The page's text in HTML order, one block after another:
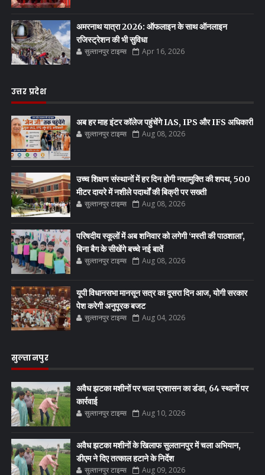
अमरनाथ यात्रा 2026: ऑफलाइन के साथ ऑनलाइन
रजिस्ट्रेशन की भी सुविधा
सुल्तानपुर टाइम्स Apr 16, 2026
उत्तर प्रदेश
अब हर माह इंटर कॉलेज पहुंचेंगे IAS, IPS और IFS अधिकारी
सुल्तानपुर टाइम्स Aug 08, 2026
उच्च शिक्षण संस्थानों में हर दिन होगी नशामुक्ति की शपथ, 500
मीटर दायरे में नशीले पदार्थों की बिक्री पर सख्ती
सुल्तानपुर टाइम्स Aug 08, 2026
परिषदीय स्कूलों में अब शनिवार को लगेगी ‘मस्ती की पाठशाला’,
बिना बैग के सीखेंगे बच्चे नई बातें
सुल्तानपुर टाइम्स Aug 08, 2026
यूपी विधानसभा मानसून सत्र का दूसरा दिन आज, योगी सरकार
पेश करेगी अनुपूरक बजट
सुल्तानपुर टाइम्स Aug 04, 2026
सुल्तानपुर
अवैध झटका मशीनों पर चला प्रशासन का डंडा, 64 स्थानों पर
कार्रवाई
सुल्तानपुर टाइम्स Aug 10, 2026
अवैध झटका मशीनों के खिलाफ सुलतानपुर में चला अभियान,
डीएम ने दिए तत्काल हटाने के निर्देश
सुल्तानपुर टाइम्स Aug 09, 2026